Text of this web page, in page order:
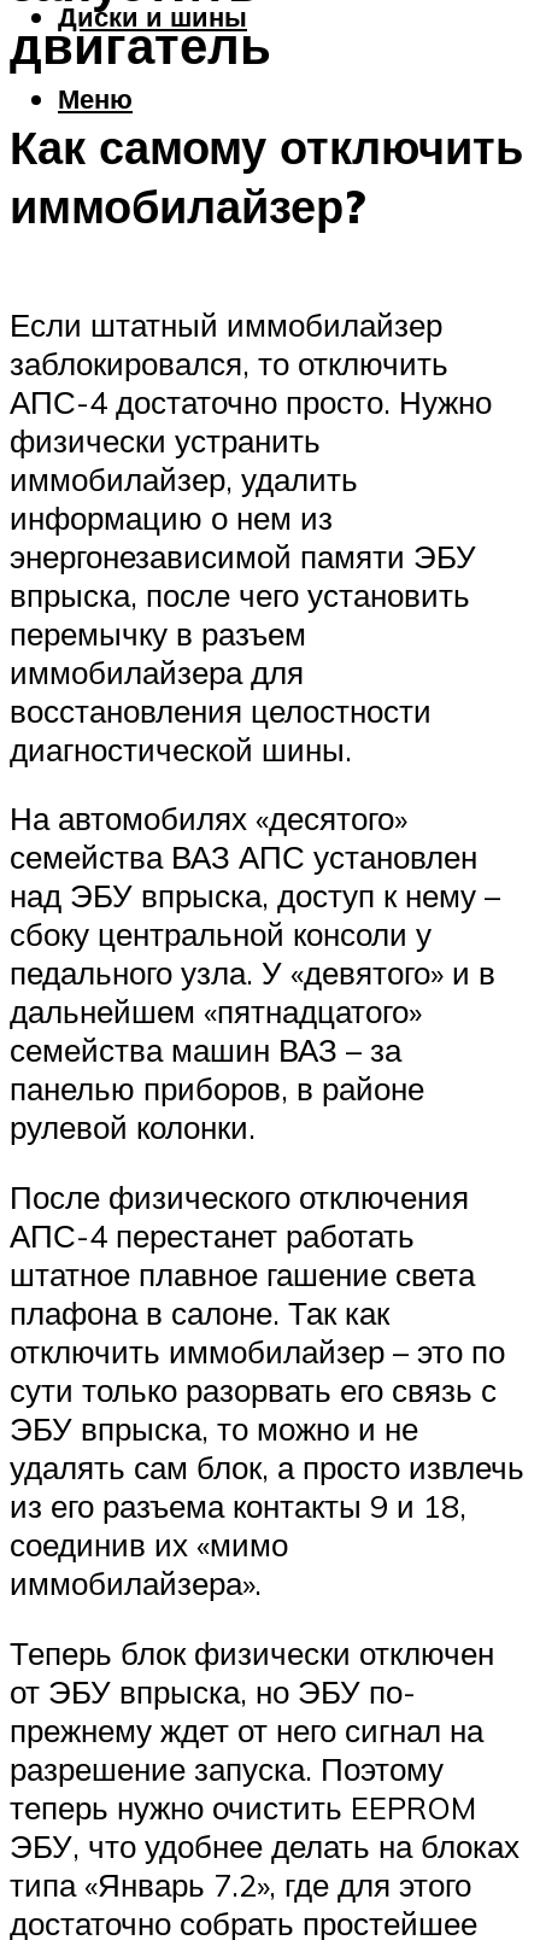
Диски и шины
Меню
двигатель
Как самому отключить
иммобилайзер?
Если штатный иммобилайзер
заблокировался, то отключить
АПС-4 достаточно просто. Нужно
физически устранить
иммобилайзер, удалить
информацию о нем из
энергонезависимой памяти ЭБУ
впрыска, после чего установить
перемычку в разъем
иммобилайзера для
восстановления целостности
диагностической шины.
На автомобилях «десятого»
семейства ВАЗ АПС установлен
над ЭБУ впрыска, доступ к нему –
сбоку центральной консоли у
педального узла. У «девятого» и в
дальнейшем «пятнадцатого»
семейства машин ВАЗ – за
панелью приборов, в районе
рулевой колонки.
После физического отключения
АПС-4 перестанет работать
штатное плавное гашение света
плафона в салоне. Так как
отключить иммобилайзер – это по
сути только разорвать его связь с
ЭБУ впрыска, то можно и не
удалять сам блок, а просто извлечь
из его разъема контакты 9 и 18,
соединив их «мимо
иммобилайзера».
Теперь блок физически отключен
от ЭБУ впрыска, но ЭБУ по-
прежнему ждет от него сигнал на
разрешение запуска. Поэтому
теперь нужно очистить EEPROM
ЭБУ, что удобнее делать на блоках
типа «Январь 7.2», где для этого
достаточно собрать простейшее